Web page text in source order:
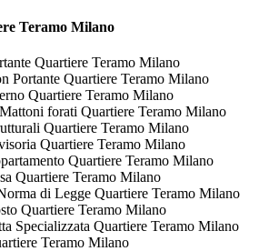
Teramo Milano
Quartiere Teramo Milano
Portante Quartiere Teramo Milano
Quartiere Teramo Milano
forati Quartiere Teramo Milano
Quartiere Teramo Milano
Quartiere Teramo Milano
Quartiere Teramo Milano
Quartiere Teramo Milano
di Legge Quartiere Teramo Milano
Quartiere Teramo Milano
Specializzata Quartiere Teramo Milano
Teramo Milano